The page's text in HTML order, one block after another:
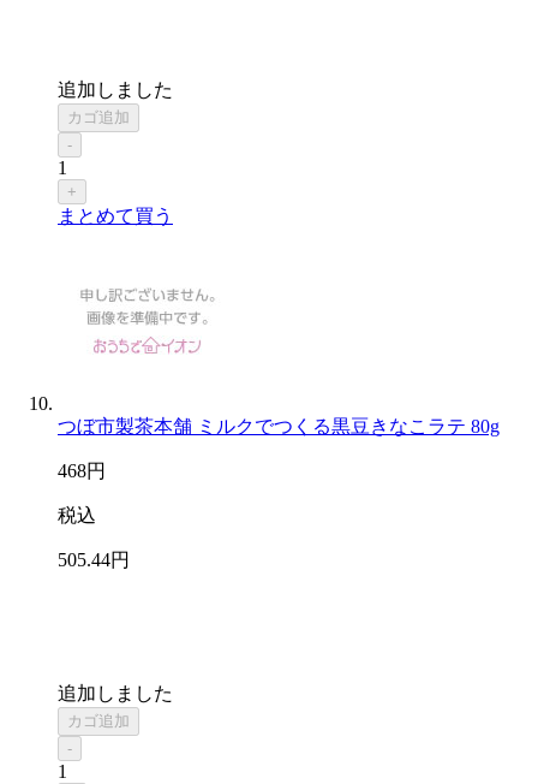
追加しました
カゴ追加
-
1
+
まとめて買う
つぼ市製茶本舗 ミルクでつくる黒豆きなこラテ 80g
468円
税込
505.44円
追加しました
カゴ追加
-
1